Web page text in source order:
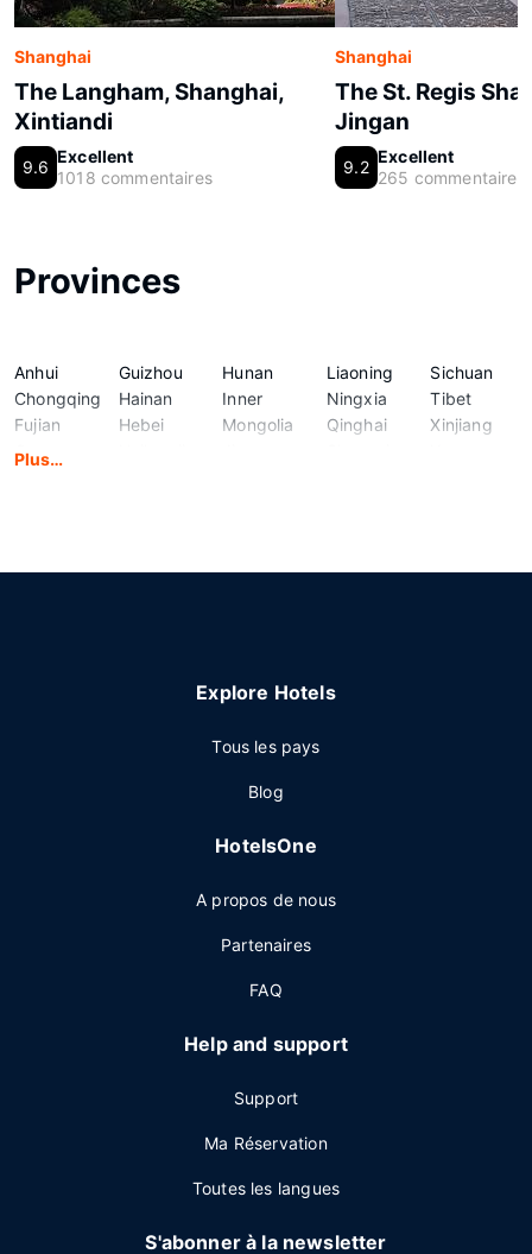
Shanghai
The Langham, Shanghai,
Xintiandi
9.6
Excellent
1018 commentaires
Shanghai
The St. Regis
Jingan
9.2
Excellent
265 commentaires
Provinces
Anhui
Chongqing
Fujian
Gansu
Guizhou
Hainan
Hebei
Hunan
Inner
Mongolia
Liaoning
Ningxia
Qinghai
Sichuan
Tibet
Xinjiang
Plus…
Explore Hotels
Tous les pays
Blog
HotelsOne
A propos de nous
Partenaires
FAQ
Help and support
Support
Ma Réservation
Toutes les langues
S'abonner à la newsletter